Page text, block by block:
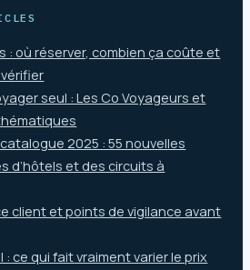
: où réserver, combien ça coûte et
seul : Les Co Voyageurs et
2025 : 55 nouvelles
d’hôtels et des circuits à
client et points de vigilance avant
: ce qui fait vraiment varier le prix